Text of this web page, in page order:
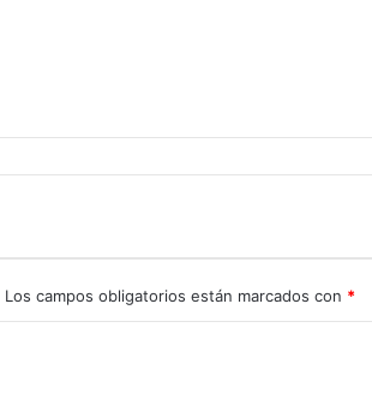
Los campos obligatorios están marcados con *